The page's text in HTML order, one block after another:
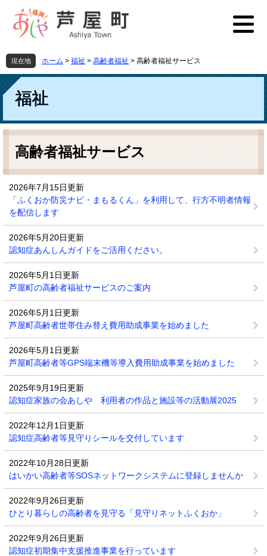
先
頭
す
を
飛
し
本
文
現在地 ホーム > 福祉 > 高齢者福祉 > 高齢者福祉サービス
福祉
本
高齢者福祉サービス
2026年7月15日更新
「ふくおか防災ナビ・まもるくん」を利用して、行方不明者情報
を配信します
2026年5月20日更新
認知症あんしんガイドをご活用ください。
2026年5月1日更新
芦屋町の高齢者福祉サービスのご案内
2026年5月1日更新
芦屋町高齢者世帯住み替え費用助成事業を始めました
2026年5月1日更新
芦屋町高齢者等GPS端末機等導入費用助成事業を始めました
2025年9月19日更新
認知症家族の会あしや 利用者の作品と施設等の活動展2025
2022年12月1日更新
認知症高齢者等見守りシールを交付しています
2022年10月28日更新
はいかい高齢者等SOSネットワークシステムに登録しませんか
2022年9月26日更新
ひとり暮らしの高齢者を見守る「見守りネットふくおか」
2022年9月26日更新
認知症初期集中支援推進事業を行っています